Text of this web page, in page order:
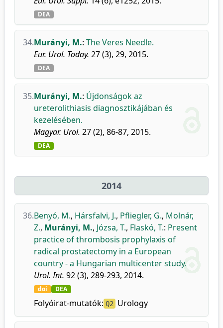
DEA
34.Murányi, M.: The Veres Needle.
Eur. Urol. Today. 27 (3), 29, 2015.
DEA
35.Murányi, M.: Újdonságok az
ureterolithiasis diagnosztikájában és
kezelésében.
Magyar. Urol. 27 (2), 86-87, 2015.
DEA
2014
36.Benyó, M., Hársfalvi, J., Pfliegler, G., Molnár,
Z., Murányi, M., Józsa, T., Flaskó, T.: Present
practice of thrombosis prophylaxis of
radical prostatectomy in a European
country - a Hungarian multicenter study.
Urol. Int. 92 (3), 289-293, 2014.
doi DEA
Folyóirat-mutatók: Q2 Urology